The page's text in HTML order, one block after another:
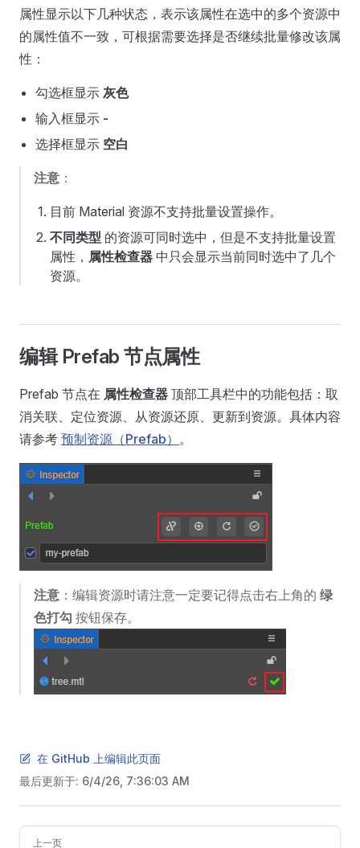
属性显示以下几种状态，表示该属性在选中的多个资源中
的属性值不一致，可根据需要选择是否继续批量修改该属
性：
勾选框显示 灰色
输入框显示 -
选择框显示 空白
注意 ：
目前 Material 资源不支持批量设置操作。
不同类型 的资源可同时选中，但是不支持批量设置
属性， 属性检查器 中只会显示当前同时选中了几个
资源。
编辑 Prefab 节点属性
Prefab 节点在 属性检查器 顶部工具栏中的功能包括：取
消关联、定位资源、从资源还原、更新到资源。具体内容
请参考 预制资源（Prefab） 。
注意 ：编辑资源时请注意一定要记得点击右上角的 绿
色打勾 按钮保存。
在 GitHub 上编辑此页面
最后更新于: 6/4/26, 7:36:03 AM
Pager
上一页